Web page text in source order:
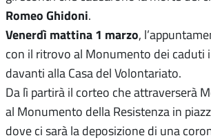
Romeo Ghidoni.
Venerdì mattina 1 marzo,
con il ritrovo al Monumento dei caduti
davanti alla Casa del Volontariato.
Da lì partirà il corteo che attraverserà
al Monumento della Resistenza in
dove ci sarà la deposizione di una